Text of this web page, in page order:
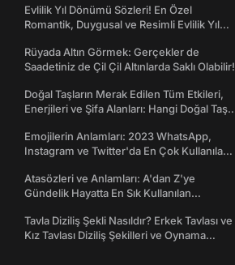
Evlilik Yıl Dönümü Sözleri! En Özel
Romantik, Duygusal ve Resimli Evlilik Yıl
Rüyada Altın Görmek: Gerçekler de
Saadetiniz de Çil Çil Altınlarda Saklı Olabilir!
Doğal Taşların Merak Edilen Tüm Etkileri,
Enerjileri ve Şifa Alanları: Hangi Doğal Taş
Emojilerin Anlamları: 2023 WhatsApp,
Instagram ve Twitter'da En Çok Kullanılan
Atasözleri ve Anlamları: A'dan Z'ye
Gündelik Hayatta En Sık Kullanılan
Tavla Diziliş Şekli Nasıldır? Erkek Tavlası ve
Kız Tavlası Diziliş Şekilleri ve Oynama